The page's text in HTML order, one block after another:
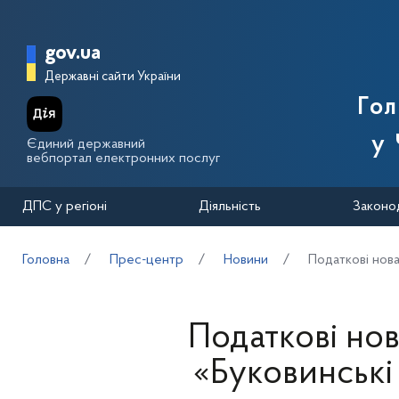
Головна сторінка Державної
gov.ua
Державні сайти України
Єдиний державний
вебпортал електронних послуг
у
ДПС у регіоні Діяльність
Головна Прес-центр Новини Податкові
Податкові
«Буковинські